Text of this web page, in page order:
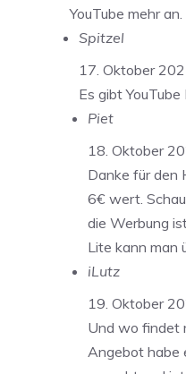
YouTube mehr
Spitzel
17. Oktober
Es gibt
Piet
18. Oktober
Danke für den
6€ wert.
die Werbung
Lite kann man
iLutz
19. Oktober
Und wo findet
Angebot habe